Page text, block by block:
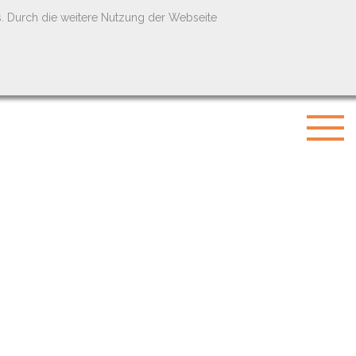
Durch die weitere Nutzung der Webseite